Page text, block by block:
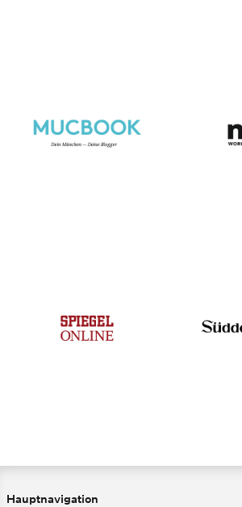
Hauptnavigation